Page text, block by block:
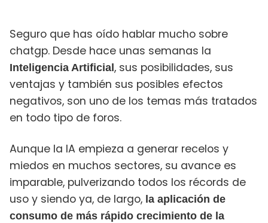
Seguro que has oído hablar mucho sobre
chatgp. Desde hace unas semanas la
Inteligencia Artificial , sus posibilidades, sus
ventajas y también sus posibles efectos
negativos, son uno de los temas más tratados
en todo tipo de foros.
Aunque la IA empieza a generar recelos y
miedos en muchos sectores, su avance es
imparable, pulverizando todos los récords de
uso y siendo ya, de largo, la aplicación de
consumo de más rápido crecimiento de la